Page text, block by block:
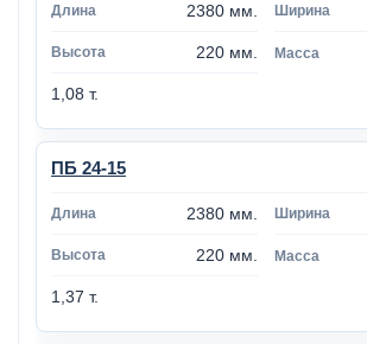
2380 мм.
220 мм.
1,08 т.
ПБ 24-15
2380 мм.
220 мм.
1,37 т.